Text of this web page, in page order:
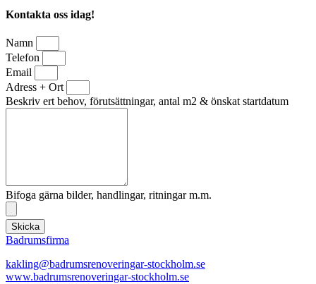
Kontakta oss idag!
Namn
Telefon
Email
Adress + Ort
Beskriv ert behov, förutsättningar, antal m2 & önskat startdatum
Bifoga gärna bilder, handlingar, ritningar m.m.
Skicka
Badrumsfirma
kakling@badrumsrenoveringar-stockholm.se
www.badrumsrenoveringar-stockholm.se